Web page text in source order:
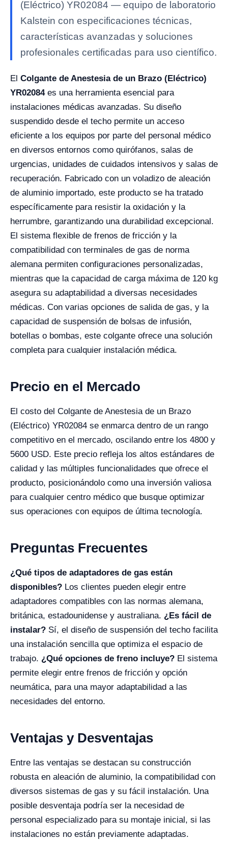
(Eléctrico) YR02084 — equipo de laboratorio
Kalstein con especificaciones técnicas,
características avanzadas y soluciones
profesionales certificadas para uso científico.
El Colgante de Anestesia de un Brazo (Eléctrico)
YR02084es una herramienta esencial para
instalaciones médicas avanzadas. Su diseño
suspendido desde el techo permite un acceso
eficiente a los equipos por parte del personal médico
en diversos entornos como quirófanos, salas de
urgencias, unidades de cuidados intensivos y salas de
recuperación. Fabricado con un voladizo de aleación
de aluminio importado, este producto se ha tratado
específicamente para resistir la oxidación y la
herrumbre, garantizando una durabilidad excepcional.
El sistema flexible de frenos de fricción y la
compatibilidad con terminales de gas de norma
alemana permiten configuraciones personalizadas,
mientras que la capacidad de carga máxima de 120 kg
asegura su adaptabilidad a diversas necesidades
médicas. Con varias opciones de salida de gas, y la
capacidad de suspensión de bolsas de infusión,
botellas o bombas, este colgante ofrece una solución
completa para cualquier instalación médica.
Precio en el Mercado
El costo del Colgante de Anestesia de un Brazo
(Eléctrico) YR02084 se enmarca dentro de un rango
competitivo en el mercado, oscilando entre los 4800 y
5600 USD. Este precio refleja los altos estándares de
calidad y las múltiples funcionalidades que ofrece el
producto, posicionándolo como una inversión valiosa
para cualquier centro médico que busque optimizar
sus operaciones con equipos de última tecnología.
Preguntas Frecuentes
¿Qué tipos de adaptadores de gas están
disponibles? Los clientes pueden elegir entre
adaptadores compatibles con las normas alemana,
británica, estadounidense y australiana. ¿Es fácil de
instalar? Sí, el diseño de suspensión del techo facilita
una instalación sencilla que optimiza el espacio de
trabajo. ¿Qué opciones de freno incluye? El sistema
permite elegir entre frenos de fricción y opción
neumática, para una mayor adaptabilidad a las
necesidades del entorno.
Ventajas y Desventajas
Entre las ventajas se destacan su construcción
robusta en aleación de aluminio, la compatibilidad con
diversos sistemas de gas y su fácil instalación. Una
posible desventaja podría ser la necesidad de
personal especializado para su montaje inicial, si las
instalaciones no están previamente adaptadas.